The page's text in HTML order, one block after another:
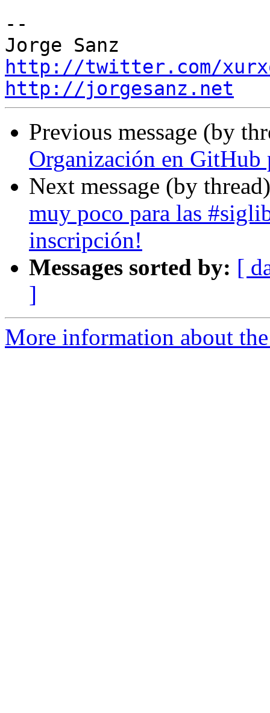
--
http://twitter.com/
http://jorgesanz.net
Previous message (by
Organización en GitHub
Next message (by
muy poco para las
inscripción!
Messages sorted by: [
]
More information about